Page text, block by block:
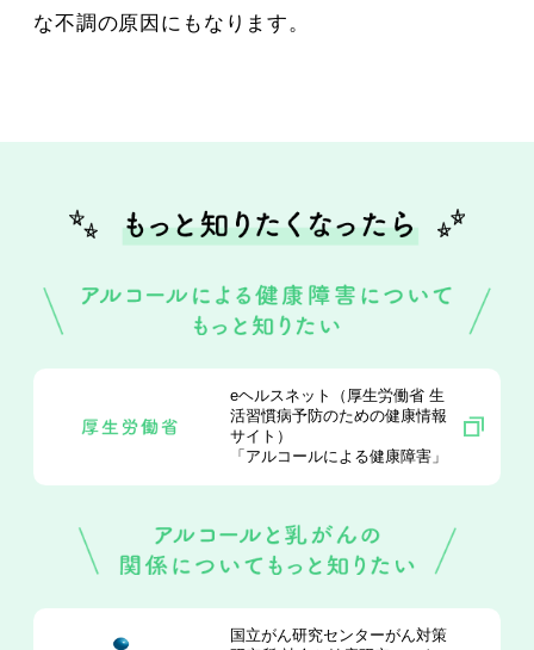
な不調の原因にもなります。
eヘルスネット（厚生労働省 生
活習慣病予防のための健康情報
サイト）
「アルコールによる健康障害」
国立がん研究センターがん対策